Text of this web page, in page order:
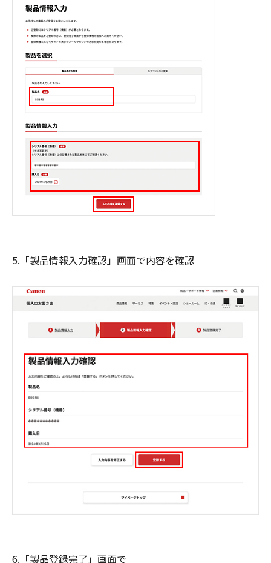
5.「製品情報入力確認」画面で内容を確認
6.「製品登録完了」画面で